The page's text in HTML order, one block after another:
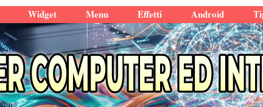
Widget Menu Effetti Android